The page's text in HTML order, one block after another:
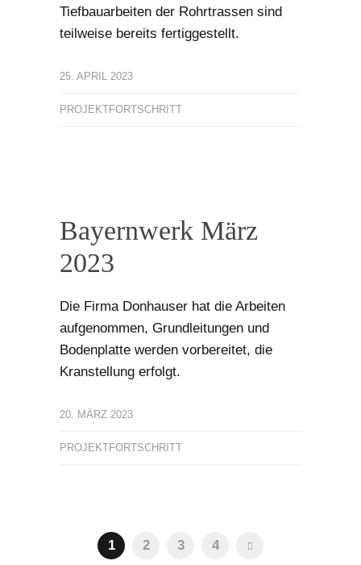
Tiefbauarbeiten der Rohrtrassen sind
teilweise bereits fertiggestellt.
25. APRIL 2023
PROJEKTFORTSCHRITT
Bayernwerk März
2023
Die Firma Donhauser hat die Arbeiten
aufgenommen, Grundleitungen und
Bodenplatte werden vorbereitet, die
Kranstellung erfolgt.
20. MÄRZ 2023
PROJEKTFORTSCHRITT
1 2 3 4